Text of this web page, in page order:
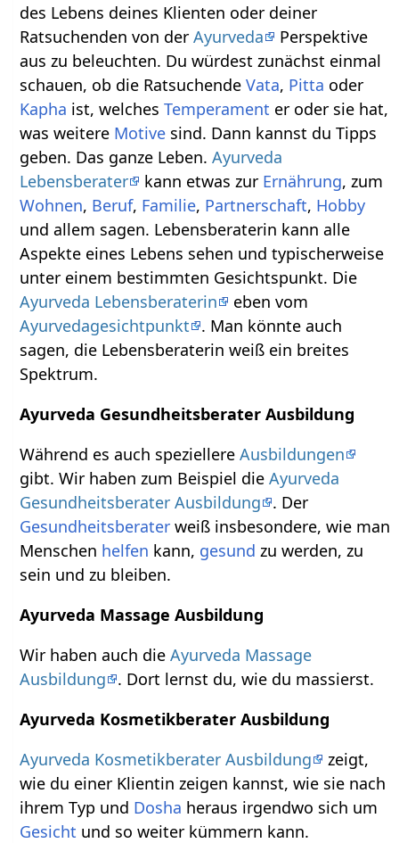
des Lebens deines Klienten oder deiner
Ratsuchenden von derAyurveda
Perspektive
aus zu beleuchten. Du würdest zunächst einmal
schauen, ob die RatsuchendeVata, Pitta oder
Kapha ist, welchesTemperament er oder sie hat,
was weitere Motive sind. Dann kannst du Tipps
geben. Das ganze Leben.Ayurveda
Lebensberater
kann etwas zur Ernährung, zum
Wohnen, Beruf, Familie, Partnerschaft, Hobby
und allem sagen. Lebensberaterin kann alle
Aspekte eines Lebens sehen und typischerweise
unter einem bestimmten Gesichtspunkt. Die
Ayurveda Lebensberaterin
eben vom
Ayurvedagesichtpunkt
. Man könnte auch
sagen, die Lebensberaterin weiß ein breites
Spektrum.
Ayurveda Gesundheitsberater Ausbildung
Während es auch speziellereAusbildungen
gibt. Wir haben zum Beispiel dieAyurveda
Gesundheitsberater Ausbildung
. Der
Gesundheitsberater weiß insbesondere, wie man
Menschen helfen kann, gesund zu werden, zu
sein und zu bleiben.
Ayurveda Massage Ausbildung
Wir haben auch dieAyurveda Massage
Ausbildung
. Dort lernst du, wie du massierst.
Ayurveda Kosmetikberater Ausbildung
Ayurveda Kosmetikberater Ausbildung
zeigt,
wie du einer Klientin zeigen kannst, wie sie nach
ihrem Typ und Dosha heraus irgendwo sich um
Gesicht und so weiter kümmern kann.